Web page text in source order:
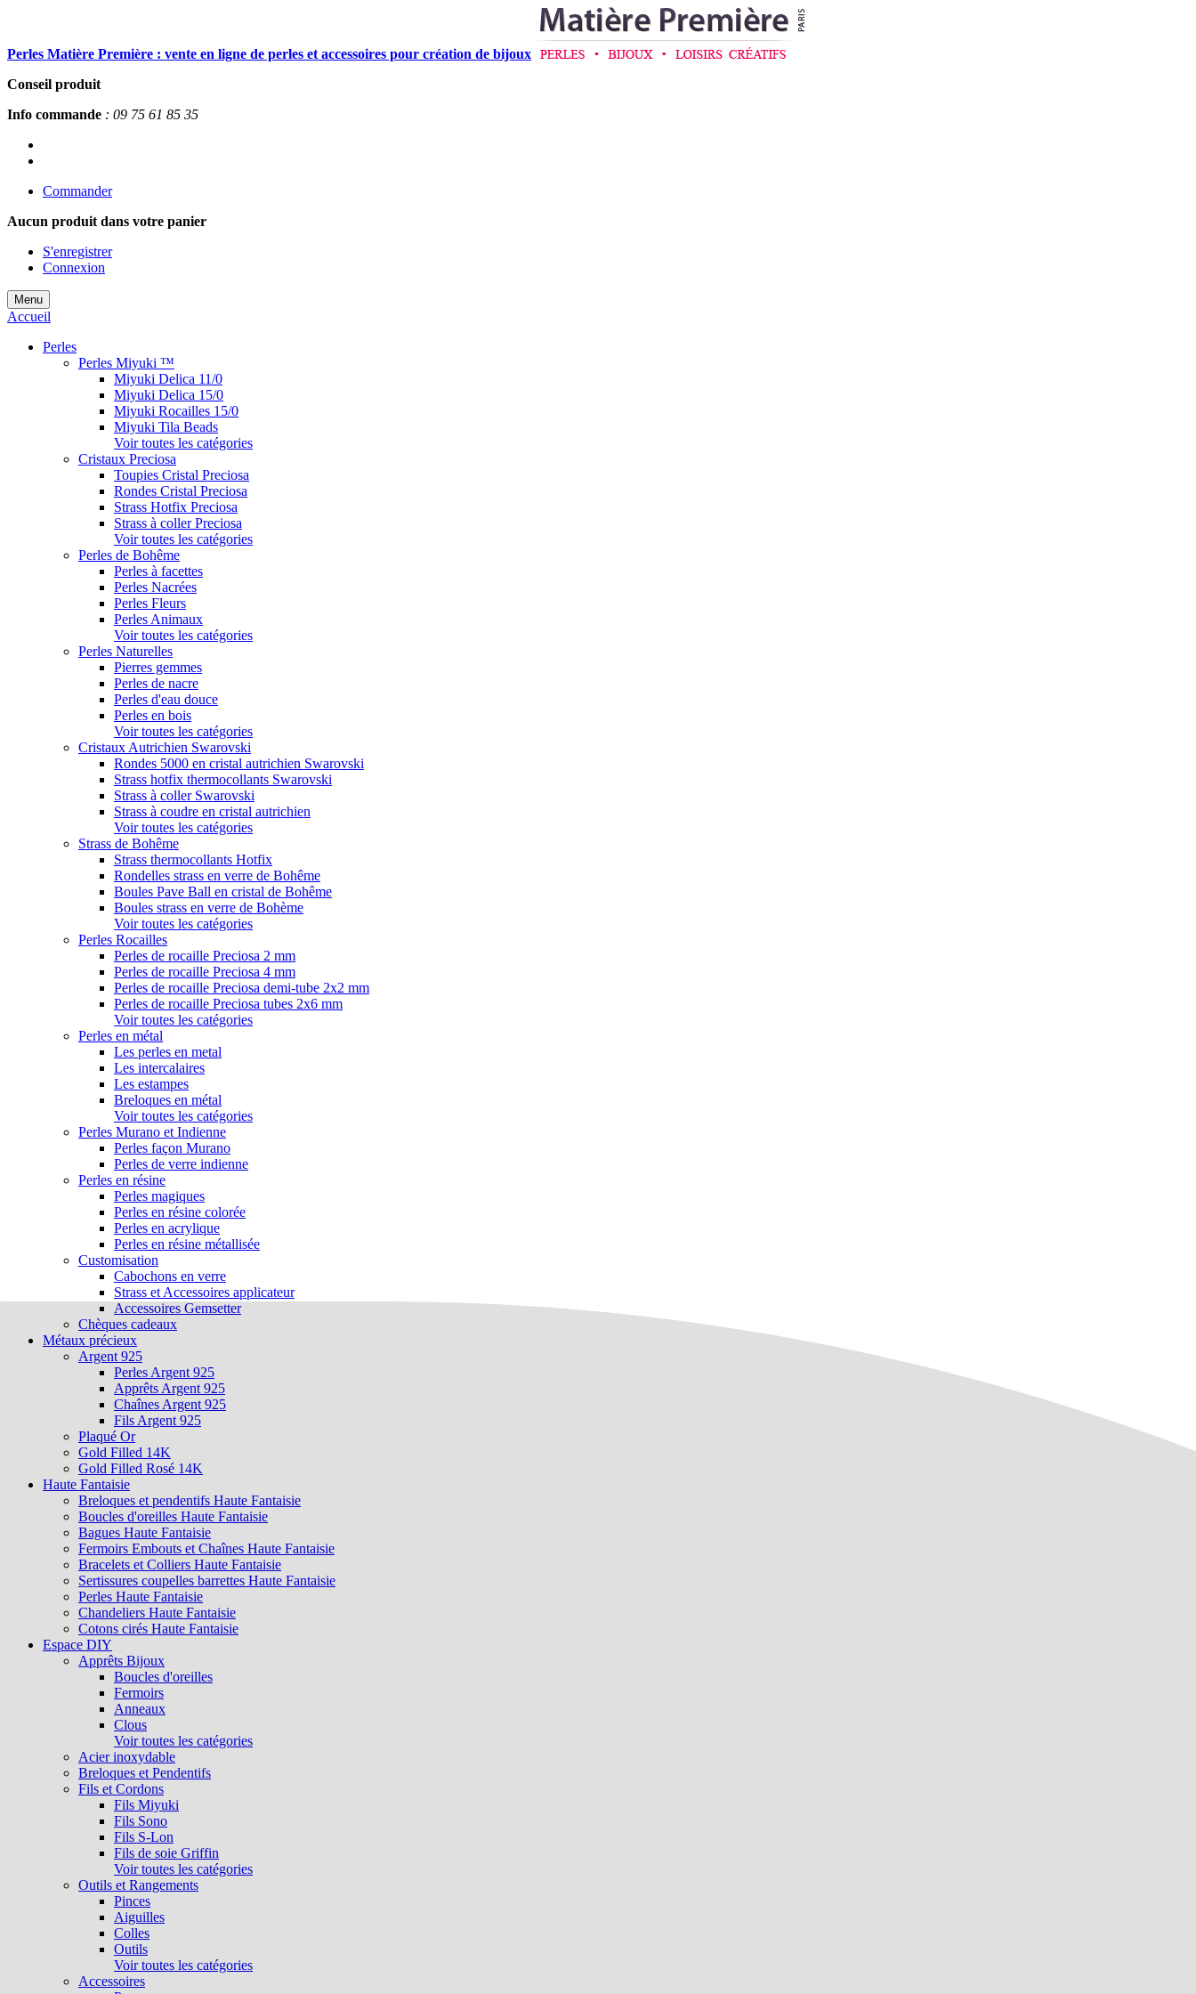
Perles Matière Première : vente en ligne de perles et accessoires pour création de bijoux
Conseil produit
Info commande : 09 75 61 85 35
Commander
Aucun produit dans votre panier
S'enregistrer
Connexion
Menu
Accueil
Perles
Perles Miyuki ™
Miyuki Delica 11/0
Miyuki Delica 15/0
Miyuki Rocailles 15/0
Miyuki Tila Beads
Voir toutes les catégories
Cristaux Preciosa
Toupies Cristal Preciosa
Rondes Cristal Preciosa
Strass Hotfix Preciosa
Strass à coller Preciosa
Voir toutes les catégories
Perles de Bohême
Perles à facettes
Perles Nacrées
Perles Fleurs
Perles Animaux
Voir toutes les catégories
Perles Naturelles
Pierres gemmes
Perles de nacre
Perles d'eau douce
Perles en bois
Voir toutes les catégories
Cristaux Autrichien Swarovski
Rondes 5000 en cristal autrichien Swarovski
Strass hotfix thermocollants Swarovski
Strass à coller Swarovski
Strass à coudre en cristal autrichien
Voir toutes les catégories
Strass de Bohême
Strass thermocollants Hotfix
Rondelles strass en verre de Bohême
Boules Pave Ball en cristal de Bohême
Boules strass en verre de Bohème
Voir toutes les catégories
Perles Rocailles
Perles de rocaille Preciosa 2 mm
Perles de rocaille Preciosa 4 mm
Perles de rocaille Preciosa demi-tube 2x2 mm
Perles de rocaille Preciosa tubes 2x6 mm
Voir toutes les catégories
Perles en métal
Les perles en metal
Les intercalaires
Les estampes
Breloques en métal
Voir toutes les catégories
Perles Murano et Indienne
Perles façon Murano
Perles de verre indienne
Perles en résine
Perles magiques
Perles en résine colorée
Perles en acrylique
Perles en résine métallisée
Customisation
Cabochons en verre
Strass et Accessoires applicateur
Accessoires Gemsetter
Chèques cadeaux
Métaux précieux
Argent 925
Perles Argent 925
Apprêts Argent 925
Chaînes Argent 925
Fils Argent 925
Plaqué Or
Gold Filled 14K
Gold Filled Rosé 14K
Haute Fantaisie
Breloques et pendentifs Haute Fantaisie
Boucles d'oreilles Haute Fantaisie
Bagues Haute Fantaisie
Fermoirs Embouts et Chaînes Haute Fantaisie
Bracelets et Colliers Haute Fantaisie
Sertissures coupelles barrettes Haute Fantaisie
Perles Haute Fantaisie
Chandeliers Haute Fantaisie
Cotons cirés Haute Fantaisie
Espace DIY
Apprêts Bijoux
Boucles d'oreilles
Fermoirs
Anneaux
Clous
Voir toutes les catégories
Acier inoxydable
Breloques et Pendentifs
Fils et Cordons
Fils Miyuki
Fils Sono
Fils S-Lon
Fils de soie Griffin
Voir toutes les catégories
Outils et Rangements
Pinces
Aiguilles
Colles
Outils
Voir toutes les catégories
Accessoires